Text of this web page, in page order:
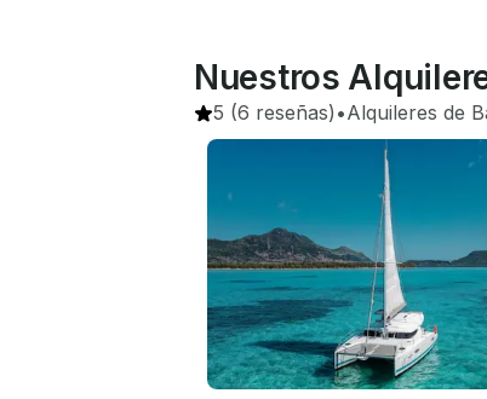
Nuestros
5 (6 reseñas) •Alquileres de